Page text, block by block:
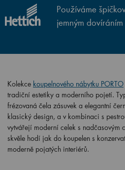
Používáme
jemným dovíráním
Kolekce koupelnového nábytku PORTO
tradiční estetiky a moderního pojetí.
frézovaná čela zásuvek a elegantní
klasický design, a v kombinaci s
vytvářejí moderní celek s nadčasovým
skvěle hodí jak do koupelen s
moderně pojatých interiérů.